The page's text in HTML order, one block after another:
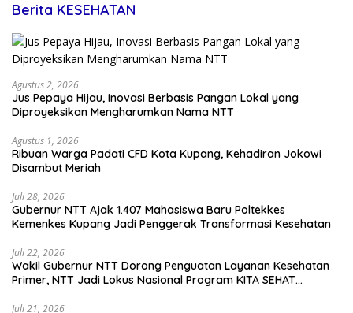
Berita KESEHATAN
Agustus 2, 2026
Jus Pepaya Hijau, Inovasi Berbasis Pangan Lokal yang
Diproyeksikan Mengharumkan Nama NTT
Agustus 1, 2026
Ribuan Warga Padati CFD Kota Kupang, Kehadiran Jokowi
Disambut Meriah
Juli 28, 2026
Gubernur NTT Ajak 1.407 Mahasiswa Baru Poltekkes
Kemenkes Kupang Jadi Penggerak Transformasi Kesehatan
Juli 22, 2026
Wakil Gubernur NTT Dorong Penguatan Layanan Kesehatan
Primer, NTT Jadi Lokus Nasional Program KITA SEHAT
Juli 21, 2026